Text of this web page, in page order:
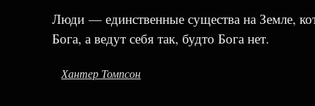
Люди — единственные существа на Земле,
Бога, а ведут себя так, будто Бога нет.
Хантер Томпсон